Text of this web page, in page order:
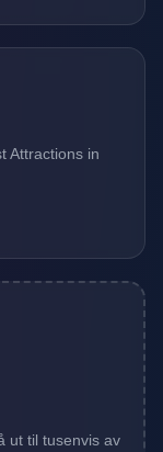
Attractions in
ut til tusenvis av